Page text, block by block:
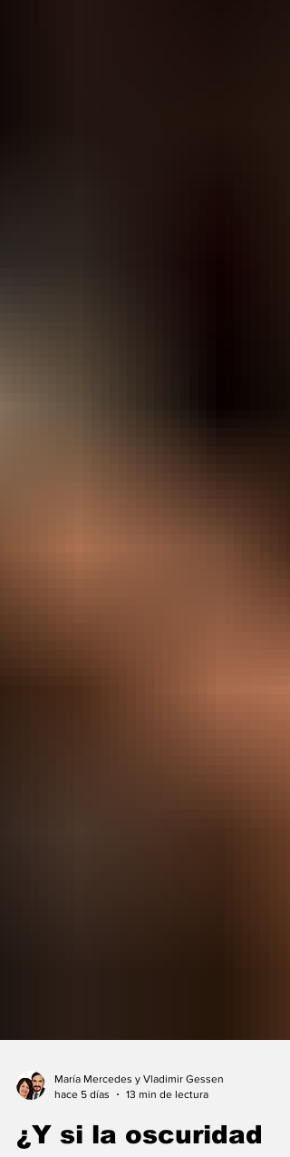
hace 5 días
13 min de lectura